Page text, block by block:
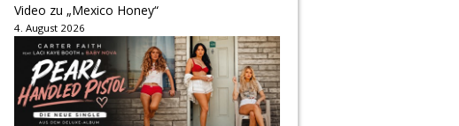
Video zu „Mexico Honey“
4. August 2026